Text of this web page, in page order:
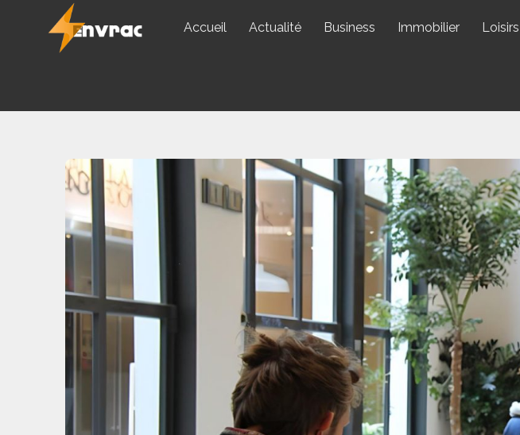
Accueil Actualité Business Immobilier Loisirs